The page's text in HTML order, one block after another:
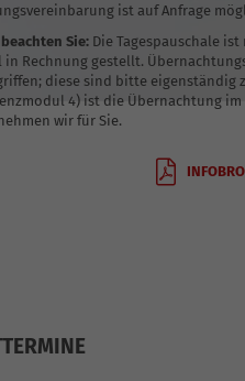
ist auf Anfrage
Sie: Die Tagespauschale
in Rechnung gestellt.
diese sind bitte eigenständig
4) ist die Übernachtung
wir für Sie.